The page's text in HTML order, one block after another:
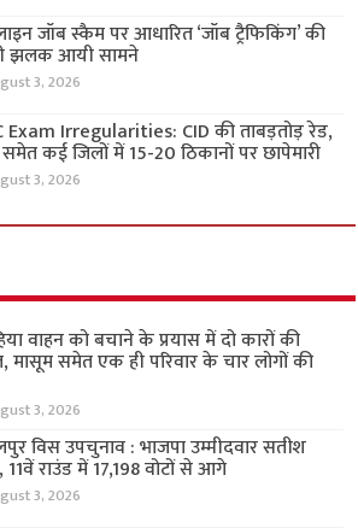
जॉब स्कैम पर आधारित ‘जॉब ट्रैफिकिंग’ की
झलक आयी सामने
3, 2026
Exam Irregularities: CID की ताबड़तोड़ रेड,
समेत कई जिलों में 15-20 ठिकानों पर छापेमारी
3, 2026
वाहन को बचाने के प्रयास में दो कारों की
मासूम समेत एक ही परिवार के चार लोगों की
3, 2026
विस उपचुनाव : भाजपा उम्मीदवार सतीश
राउंड में 17,198 वोटों से आगे
3, 2026